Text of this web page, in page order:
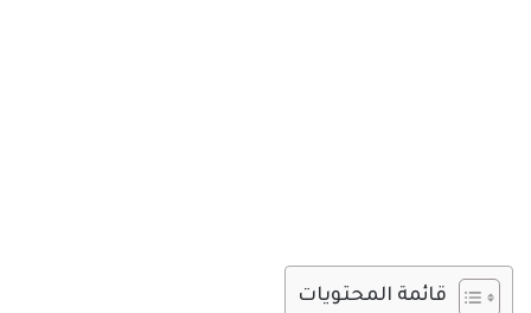
قائمة المحتويات